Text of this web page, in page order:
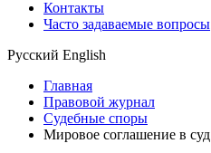
Контакты
Часто задаваемые вопросы
Русский English
Главная
Правовой журнал
Судебные споры
Мировое соглашение в суд